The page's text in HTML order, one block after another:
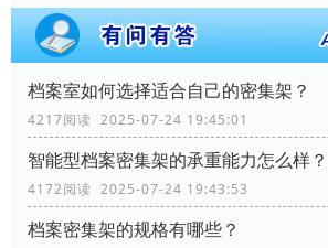
档案室如何选择适合自己的密集架？
4217阅读 2025-07-24 19:45:01
智能型档案密集架的承重能力怎么样？
4172阅读 2025-07-24 19:43:53
档案密集架的规格有哪些？